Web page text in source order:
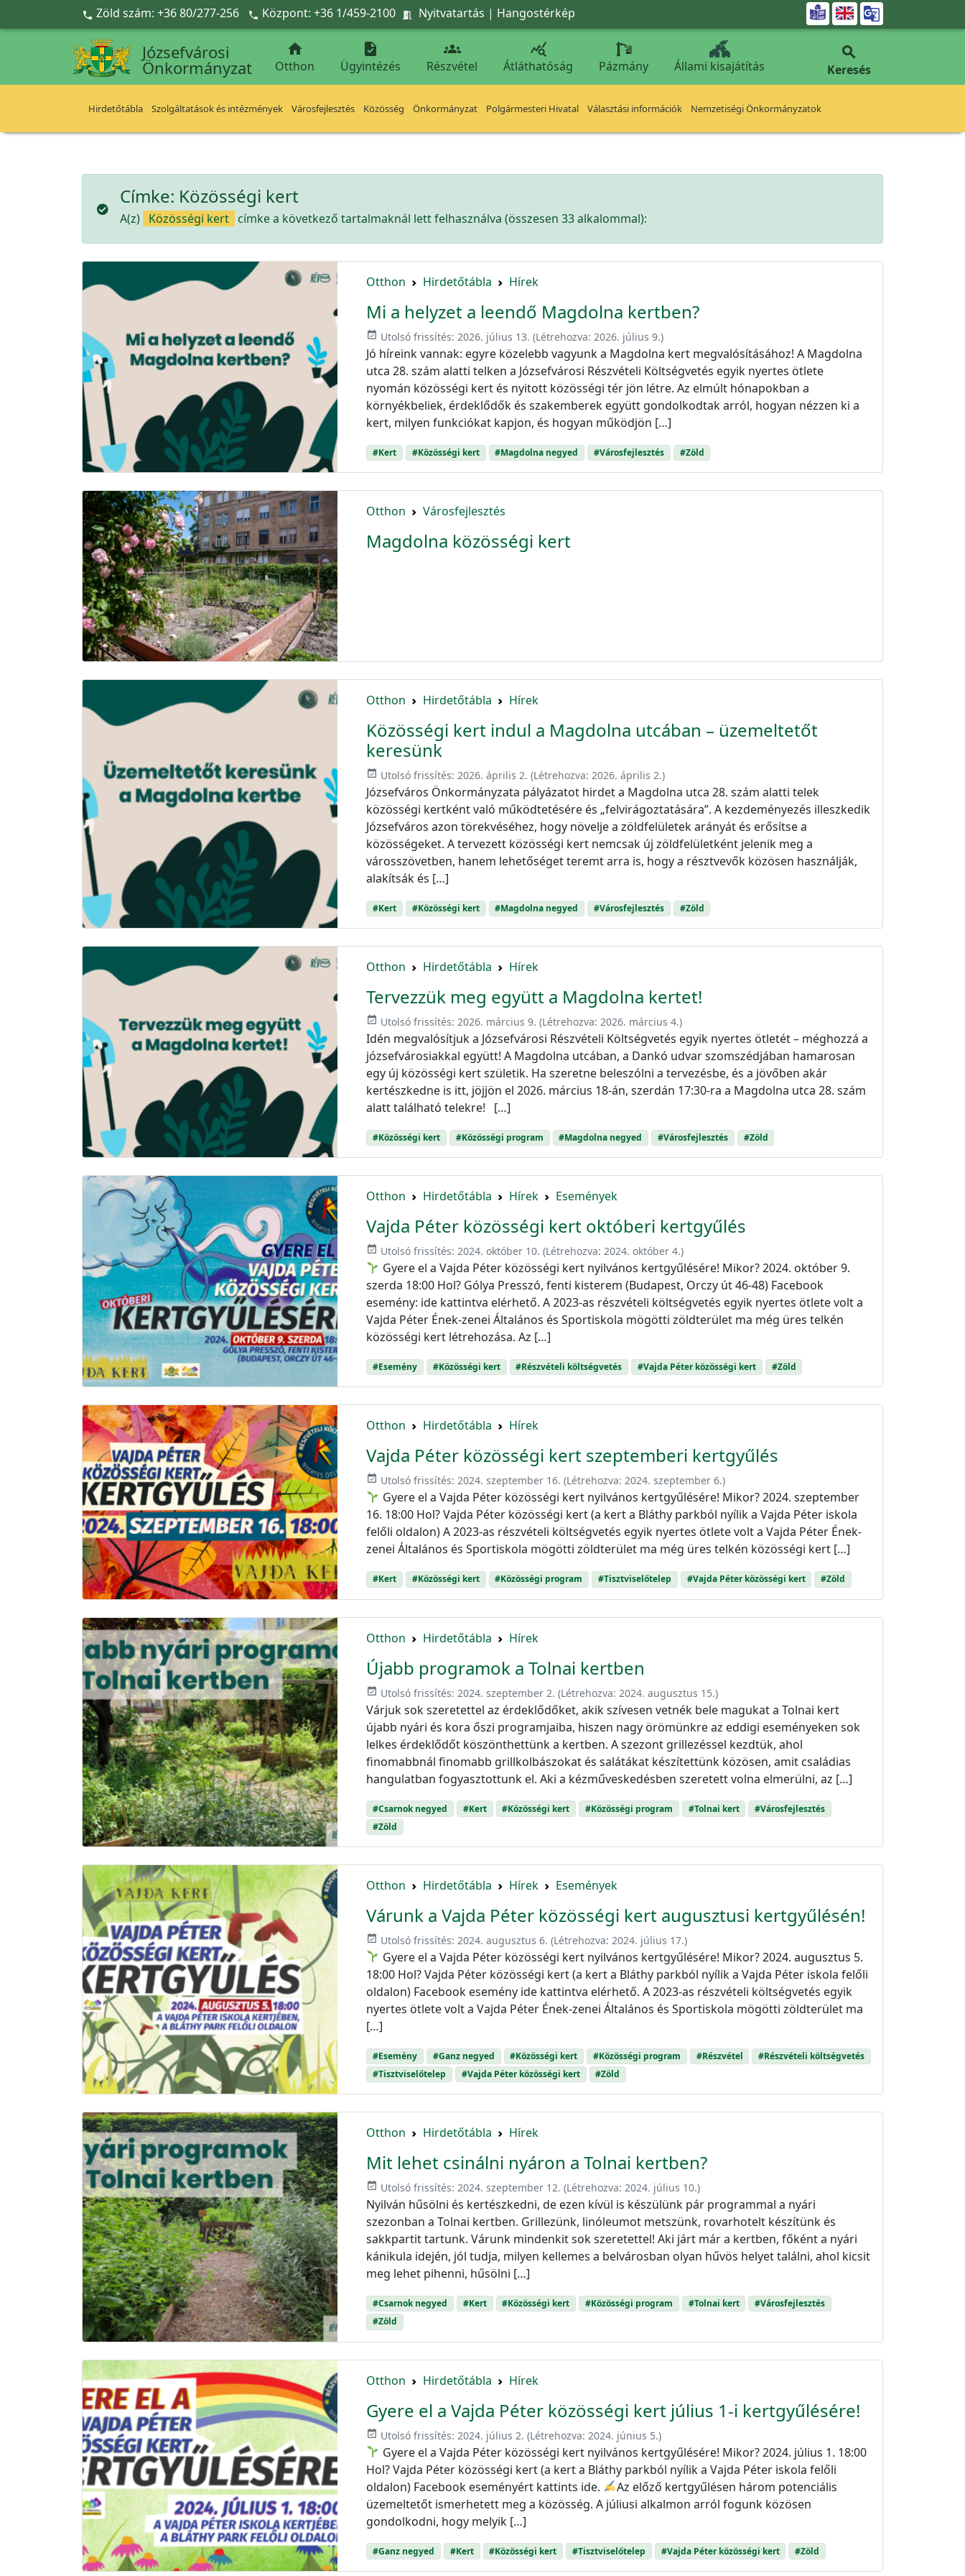
Ugrás a fő tartalomra
 Zöld szám: +36 80/277-256  Központ: +36 1/459-2100  Nyitvatartás | Hangostérkép 
Józsefvárosi
Önkormányzat

Otthon

Ügyintézés

Részvétel

Átláthatóság Pázmány Állami kisajátítás

Keresés
Hirdetőtábla Szolgáltatások és intézmények Városfejlesztés Közösség Önkormányzat Polgármesteri Hivatal Választási információk Nemzetiségi Önkormányzatok
Címke: Közösségi kert
A(z) Közösségi kert címke a következő tartalmaknál lett felhasználva (összesen 33 alkalommal):
Otthon Hirdetőtábla Hírek
Mi a helyzet a leendő Magdolna kertben?
event_available Utolsó frissítés:2026. július 13. (Létrehozva:2026. július 9.)
Jó híreink vannak: egyre közelebb vagyunk a Magdolna kert megvalósításához! A Magdolna
utca 28. szám alatti telken a Józsefvárosi Részvételi Költségvetés egyik nyertes ötlete
nyomán közösségi kert és nyitott közösségi tér jön létre. Az elmúlt hónapokban a
környékbeliek, érdeklődők és szakemberek együtt gondolkodtak arról, hogyan nézzen ki a
kert, milyen funkciókat kapjon, és hogyan működjön […]
#Kert #Közösségi kert #Magdolna negyed #Városfejlesztés #Zöld
Otthon Városfejlesztés
Magdolna közösségi kert
Otthon Hirdetőtábla Hírek
Közösségi kert indul a Magdolna utcában – üzemeltetőt
keresünk
event_available Utolsó frissítés: 2026. április 2. (Létrehozva: 2026. április 2.)
Józsefváros Önkormányzata pályázatot hirdet a Magdolna utca 28. szám alatti telek
közösségi kertként való működtetésére és „felvirágoztatására”. A kezdeményezés illeszkedik
Józsefváros azon törekvéséhez, hogy növelje a zöldfelületek arányát és erősítse a
közösségeket. A tervezett közösségi kert nemcsak új zöldfelületként jelenik meg a
városszövetben, hanem lehetőséget teremt arra is, hogy a résztvevők közösen használják,
alakítsák és […]
#Kert #Közösségi kert #Magdolna negyed #Városfejlesztés #Zöld
Otthon Hirdetőtábla Hírek
Tervezzük meg együtt a Magdolna kertet!
event_available Utolsó frissítés:2026. március 9. (Létrehozva:2026. március 4.)
Idén megvalósítjuk a Józsefvárosi Részvételi Költségvetés egyik nyertes ötletét – méghozzá a
józsefvárosiakkal együtt! A Magdolna utcában, a Dankó udvar szomszédjában hamarosan
egy új közösségi kert születik. Ha szeretne beleszólni a tervezésbe, és a jövőben akár
kertészkedne is itt, jöjjön el 2026. március 18-án, szerdán 17:30-ra a Magdolna utca 28. szám
alatt található telekre! […]
#Közösségi kert #Közösségi program #Magdolna negyed #Városfejlesztés #Zöld
Otthon Hirdetőtábla Hírek Események
Vajda Péter közösségi kert októberi kertgyűlés
event_available Utolsó frissítés:2024. október 10. (Létrehozva:2024. október 4.)
Gyere el a Vajda Péter közösségi kert nyilvános kertgyűlésére! Mikor? 2024. október 9.
szerda 18:00 Hol? Gólya Presszó, fenti kisterem (Budapest, Orczy út 46-48) Facebook
esemény: ide kattintva elérhető. A 2023-as részvételi költségvetés egyik nyertes ötlete volt a
Vajda Péter Ének-zenei Általános és Sportiskola mögötti zöldterület ma még üres telkén
közösségi kert létrehozása. Az […]
#Esemény #Közösségi kert #Részvételi költségvetés #Vajda Péter közösségi kert #Zöld
Otthon Hirdetőtábla Hírek
Vajda Péter közösségi kert szeptemberi kertgyűlés
event_available Utolsó frissítés:2024. szeptember 16. (Létrehozva:2024. szeptember 6.)
Gyere el a Vajda Péter közösségi kert nyilvános kertgyűlésére! Mikor? 2024. szeptember
16. 18:00 Hol? Vajda Péter közösségi kert (a kert a Bláthy parkból nyílik a Vajda Péter iskola
felőli oldalon) A 2023-as részvételi költségvetés egyik nyertes ötlete volt a Vajda Péter Ének-
zenei Általános és Sportiskola mögötti zöldterület ma még üres telkén közösségi kert […]
#Kert #Közösségi kert #Közösségi program #Tisztviselőtelep #Vajda Péter közösségi kert #Zöld
Otthon Hirdetőtábla Hírek
Újabb programok a Tolnai kertben
event_available Utolsó frissítés: 2024. szeptember 2. (Létrehozva: 2024. augusztus 15.)
Várjuk sok szeretettel az érdeklődőket, akik szívesen vetnék bele magukat a Tolnai kert
újabb nyári és kora őszi programjaiba, hiszen nagy örömünkre az eddigi eseményeken sok
lelkes érdeklődőt köszönthettünk a kertben. A szezont grillezéssel kezdtük, ahol
finomabbnál finomabb grillkolbászokat és salátákat készítettünk közösen, amit családias
hangulatban fogyasztottunk el. Aki a kézműveskedésben szeretett volna elmerülni, az […]
#Csarnok negyed #Kert #Közösségi kert #Közösségi program #Tolnai kert
#Városfejlesztés
#Zöld
Otthon Hirdetőtábla Hírek Események
Várunk a Vajda Péter közösségi kert augusztusi kertgyűlésén!
event_available Utolsó frissítés:2024. augusztus 6. (Létrehozva:2024. július 17.)
Gyere el a Vajda Péter közösségi kert nyilvános kertgyűlésére! Mikor? 2024. augusztus 5.
18:00 Hol? Vajda Péter közösségi kert (a kert a Bláthy parkból nyílik a Vajda Péter iskola felőli
oldalon) Facebook esemény ide kattintva elérhető. A 2023-as részvételi költségvetés egyik
nyertes ötlete volt a Vajda Péter Ének-zenei Általános és Sportiskola mögötti zöldterület ma
[…]
#Esemény #Ganz negyed #Közösségi kert #Közösségi program #Részvétel
#Részvételi költségvetés
#Tisztviselőtelep
#Vajda Péter közösségi kert #Zöld
Otthon Hirdetőtábla Hírek
Mit lehet csinálni nyáron a Tolnai kertben?
event_available Utolsó frissítés:2024. szeptember 12. (Létrehozva:2024. július 10.)
Nyilván hűsölni és kertészkedni, de ezen kívül is készülünk pár programmal a nyári
szezonban a Tolnai kertben. Grillezünk, linóleumot metszünk, rovarhotelt készítünk és
sakkpartit tartunk. Várunk mindenkit sok szeretettel! Aki járt már a kertben, főként a nyári
kánikula idején, jól tudja, milyen kellemes a belvárosban olyan hűvös helyet találni, ahol kicsit
meg lehet pihenni, hűsölni […]
#Csarnok negyed #Kert #Közösségi kert #Közösségi program #Tolnai kert
#Városfejlesztés
#Zöld
Otthon Hirdetőtábla Hírek
Gyere el a Vajda Péter közösségi kert július 1-i kertgyűlésére!
event_available Utolsó frissítés: 2024. július 2. (Létrehozva: 2024. június 5.)
Gyere el a Vajda Péter közösségi kert nyilvános kertgyűlésére! Mikor? 2024. július 1. 18:00
Hol? Vajda Péter közösségi kert (a kert a Bláthy parkból nyílik a Vajda Péter iskola felőli
oldalon) Facebook eseményért kattints ide.
Az előző kertgyűlésen három potenciális
üzemeltetőt ismerhetett meg a közösség. A júliusi alkalmon arról fogunk közösen
gondolkodni, hogy melyik […]
#Ganz negyed #Kert #Közösségi kert #Tisztviselőtelep #Vajda Péter közösségi kert #Zöld